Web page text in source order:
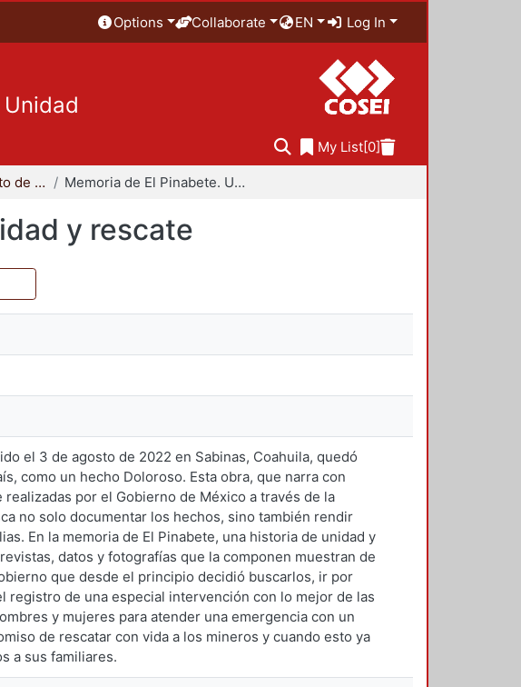
Options Collaborate EN Log In
My List[0]
Libros - Departamento de Humanidades Memoria de El Pinabete. Una historia de unidad y rescate
y rescate
el 3 de agosto de 2022 en Sabinas, Coahuila, quedó
como un hecho Doloroso. Esta obra, que narra con
por el Gobierno de México a través de la
no solo documentar los hechos, sino también rendir
En la memoria de El Pinabete, una historia de unidad y
datos y fotografías que la componen muestran de
que desde el principio decidió buscarlos, ir por
registro de una especial intervención con lo mejor de las
y mujeres para atender una emergencia con un
de rescatar con vida a los mineros y cuando esto ya
a sus familiares.